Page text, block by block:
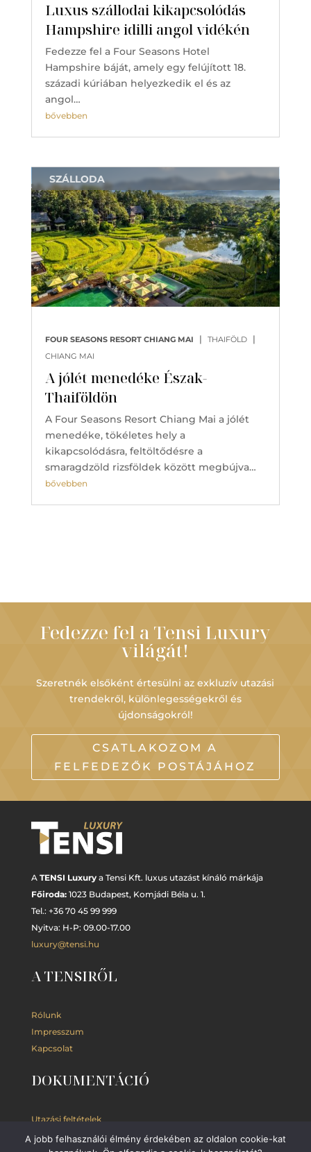
Luxus szállodai kikapcsolódás
Hampshire idilli angol vidékén
Fedezze fel a Four Seasons Hotel
Hampshire báját, amely egy felújított 18.
századi kúriában helyezkedik el és az
angol…
bővebben
A jólét menedéke Észak-
Thaiföldön
FOUR SEASONS RESORT CHIANG MAI | THAIFÖLD |
CHIANG MAI
SZÁLLODA
A Four Seasons Resort Chiang Mai a jólét
menedéke, tökéletes hely a
kikapcsolódásra, feltöltődésre a
smaragdzöld rizsföldek között megbújva…
bővebben
Fedezze fel a Tensi Luxury
világát!
Szeretnék elsőként értesülni az exkluzív utazási
trendekről, különlegességekről és
újdonságokról!
CSATLAKOZOM A
FELFEDEZŐK POSTÁJÁHOZ
A TENSI Luxurya Tensi Kft. luxus utazást kínáló márkája
Főiroda: 1023 Budapest, Komjádi Béla u. 1.
Tel.: +36 70 45 99 999
Nyitva: H-P: 09.00-17.00
luxury@tensi.hu
A TENSIRŐL
Rólunk
Impresszum
Kapcsolat
DOKUMENTÁCIÓ
Utazási feltételek
Adatkezelésitájékoztató
A jobb felhasználói élmény érdekében az oldalon cookie-kat